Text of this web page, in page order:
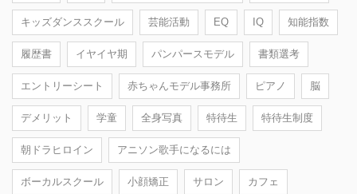
キッズダンススクール 芸能活動 EQ IQ 知能指数
履歴書 イヤイヤ期 パンパースモデル 書類選考
エントリーシート 赤ちゃんモデル事務所 ピアノ 脳
デメリット 学童 全身写真 特待生 特待生制度
朝ドラヒロイン アニソン歌手になるには
ボーカルスクール 小顔矯正 サロン カフェ